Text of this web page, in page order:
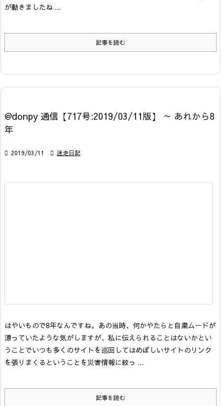
が動きましたね ...
記事を読む
@donpy 通信【717号:2019/03/11版】 ～ あれから8
年
 2019/03/11  迷走日記
はやいもので8年なんですね。 あの当時、何かやたらと自粛ムードが
漂っていたような気がしますが、私に伝えられることはないかとい
うことでいつも多くのサイトを巡回してはめぼしいサイトのリンク
を張りまくるということを災害情報に絞っ ...
記事を読む